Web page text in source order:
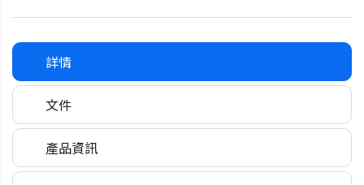
詳情
文件
產品資訊